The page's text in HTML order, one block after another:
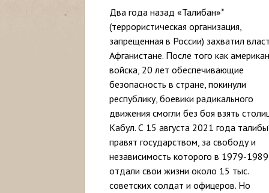
Два года назад «Талибан»*
(террористическая организация,
запрещенная в России) захватил
Афганистане. После того как
войска, 20 лет обеспечивающие
безопасность в стране, покинули
республику, боевики радикального
движения смогли без боя взять
Кабул. С 15 августа 2021 года
правят государством, за свободу и
независимость которого в 1979-
отдали свои жизни около 15 тыс.
советских солдат и офицеров. Но